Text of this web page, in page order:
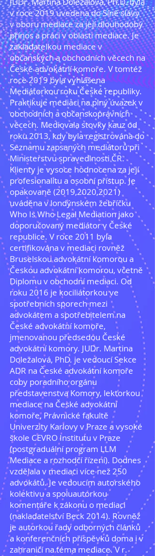
vroce 2019 uvedena do Síně slávy
v oboru mediace za její dlouhodobý
přínos a práci v oblasti mediace. Je
zakladatelkou mediace v
občanských a obchodních věcech na
České advokátní komoře. V tomtéž
roce 2019 byla vyhlášena
Mediátorkou roku České republiky.
Praktikuje mediaci na plný úvazek v
obchodních a občanskoprávních
věcech. Mediovala stovky kauz od
roku 2013, kdy byla registrována do
Seznamu zapsaných mediátorů při
Ministerstvu spravedlnosti ČR.
Klienty je vysoce hodnocena za její
profesionalitu a osobní přístup. Je
opakovaně (2019,2020,2021)
uváděna v londýnském žebříčku
Who Is Who Legal Mediation jako
doporučovaný mediátor v České
republice. V roce 2011 byla
certifikována v mediaci rovněž
Bruselskou advokátní komorou a
Českou advokátní komorou, včetně
Diplomu v obchodní mediaci. Od
roku 2016 je kociliátorkou ve
spotřebních sporech mezi
advokátem a spotřebitelem na
České advokátní komoře,
jmenovanou předsedou České
advokátní komory. JUDr. Martina
Doležalová, PhD. je vedoucí Sekce
ADR na České advokátní komoře
coby poradního orgánu
představenstva Komory, lektorkou
mediace na České advokátní
komoře, Právnické fakultě
Univerzity Karlovy v Praze a vysoké
škole CEVRO Institutu v Praze
(postgraduální program LLM
Mediace a rozhodčí řízení). Dodnes
vzdělala v mediaci více než 250
advokátů. Je vedoucím autorského
kolektivu a spoluautorkou
komentáře k zákonu o mediaci
(nakladatelství Beck 2014). Rovněž
je autorkou řady odborných článků
a konferenčních příspěvků doma i v
zahraničí na téma mediace. V r.